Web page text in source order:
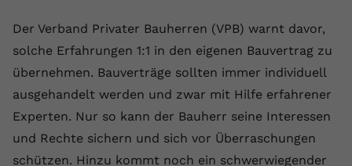
Der Verband Privater Bauherren (VPB) warnt davor,
solche Erfahrungen 1:1 in den eigenen Bauvertrag zu
übernehmen. Bauverträge sollten immer individuell
ausgehandelt werden und zwar mit Hilfe erfahrener
Experten. Nur so kann der Bauherr seine Interessen
und Rechte sichern und sich vor Überraschungen
schützen. Hinzu kommt noch ein schwerwiegender